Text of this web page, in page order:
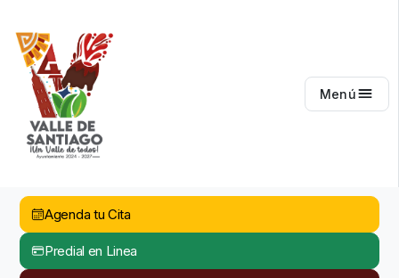
Menú
Agenda tu Cita
Predial en Linea